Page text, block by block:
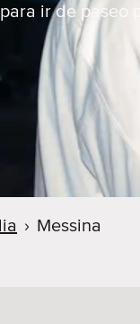
ir de paseo
› Messina